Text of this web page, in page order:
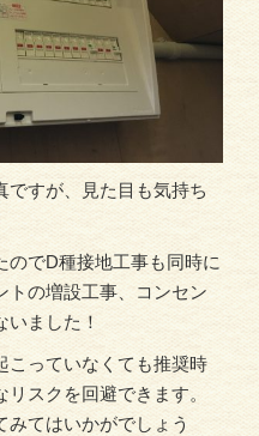
ですが、見た目も気持ち
のでD種接地工事も同時に
トの増設工事、コンセン
いました！
こっていなくても推奨時
スクを回避できます。
てはいかがでしょう